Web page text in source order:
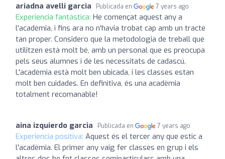
ariadna avelli garcia Publicada en 7 years ago
Experiencia fantástica: He començat aquest any a
l'acadèmia, i fins ara no n'havia trobat cap amb un tracte
tan proper. Considero que la metodologia de treball que
utilitzen està molt bé, amb un personal que es preocupa
pels seus alumnes i de les necessitats de cadascú.
L'acadèmia està molt ben ubicada, i les classes estan
molt ben cuidades. En definitiva, és una acadèmia
totalment recomanable!
aina izquierdo garcia Publicada en 7 years ago
Experiencia positiva: Aquest és el tercer any que estic a
l'acadèmia. El primer any vaig fer classes en grup i els